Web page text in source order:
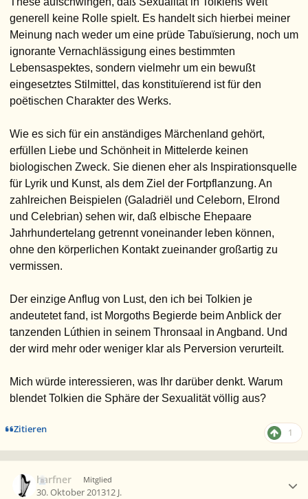
generell keine Rolle spielt. Es handelt sich hierbei meiner
Meinung nach weder um eine prüde Tabuïsierung, noch um
ignorante Vernachlässigung eines bestimmten
Lebensaspektes, sondern vielmehr um ein bewußt
eingesetztes Stilmittel, das konstituïerend ist für den
poëtischen Charakter des Werks.
Wie es sich für ein anständiges Märchenland gehört,
erfüllen Liebe und Schönheit in Mittelerde keinen
biologischen Zweck. Sie dienen eher als Inspirationsquelle
für Lyrik und Kunst, als dem Ziel der Fortpflanzung. An
zahlreichen Beispielen (Galadriël und Celeborn, Elrond
und Celebrian) sehen wir, daß elbische Ehepaare
Jahrhundertelang getrennt voneinander leben können,
ohne den körperlichen Kontakt zueinander großartig zu
vermissen.
Der einzige Anflug von Lust, den ich bei Tolkien je
andeutetet fand, ist Morgoths Begierde beim Anblick der
tanzenden Lúthien in seinem Thronsaal in Angband. Und
der wird mehr oder weniger klar als Perversion verurteilt.
Mich würde interessieren, was Ihr darüber denkt. Warum
blendet Tolkien die Sphäre der Sexualität völlig aus?
Zitieren 1
harfner Mitglied
30. Oktober 201312 J.